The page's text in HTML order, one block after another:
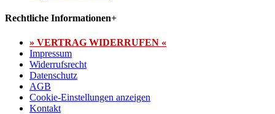
Rechtliche Informationen+
» VERTRAG WIDERRUFEN «
Impressum
Widerrufsrecht
Datenschutz
AGB
Cookie-Einstellungen anzeigen
Kontakt